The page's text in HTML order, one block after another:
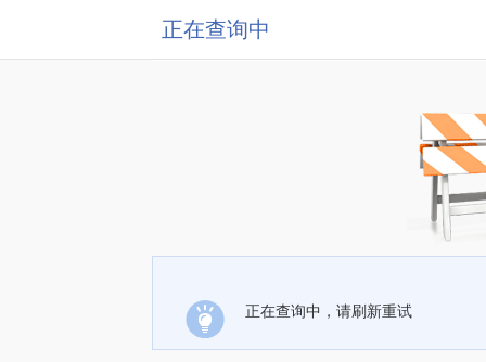
正在查询中
正在查询中，请刷新重试